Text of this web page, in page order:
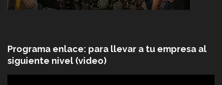
Programa enlace: para llevar a tu empresa al
siguiente nivel (video)